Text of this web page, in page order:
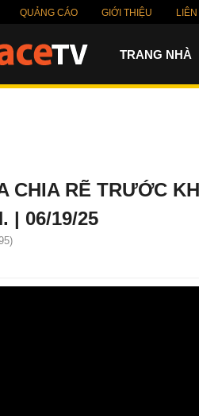
QUẢNG CÁO GIỚI THIỆU
TRANG NHÀ
CHIA RẼ TRƯỚC
| 06/19/25